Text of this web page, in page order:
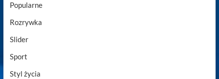
Popularne
Rozrywka
Slider
Sport
Styl życia